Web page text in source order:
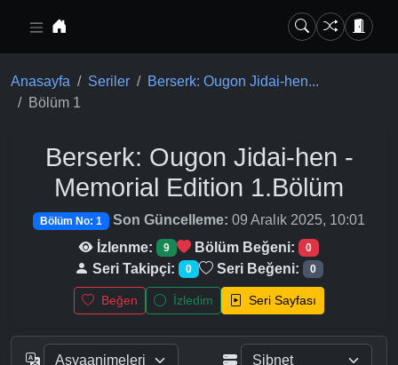
Anasayfa Seriler
Berserk: Ougon Jidai-hen...
Bölüm 1
Berserk: Ougon Jidai-hen -
Memorial Edition 1.Bölüm
Bölüm No: 1 Son Güncelleme: 09 Aralık 2025, 10:01
İzlenme:
9 Bölüm Beğeni: 0
Seri Takipçi: 0 Seri Beğeni: 0
Beğen İzledim Seri Sayfası